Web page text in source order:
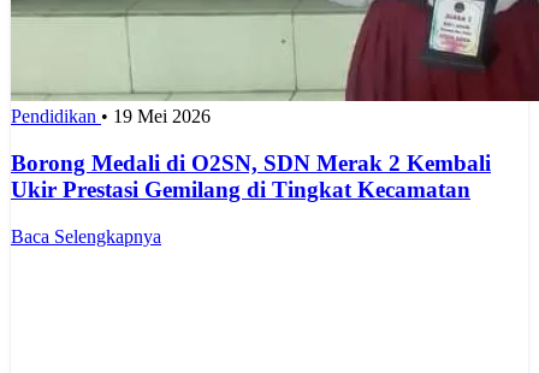
Pendidikan • 19 Mei 2026
Borong Medali di O2SN, SDN Merak 2 Kembali
Ukir Prestasi Gemilang di Tingkat Kecamatan
Baca Selengkapnya